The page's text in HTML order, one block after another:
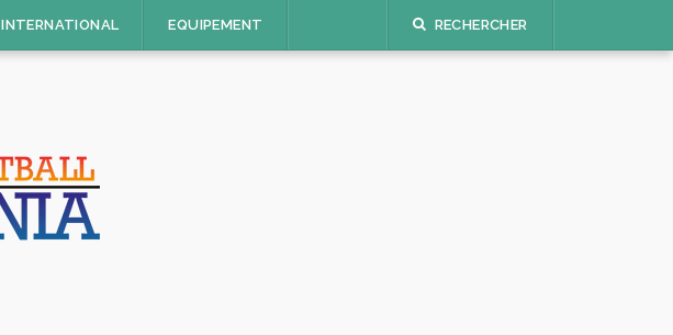
INTERNATIONAL EQUIPEMENT RECHERCHER